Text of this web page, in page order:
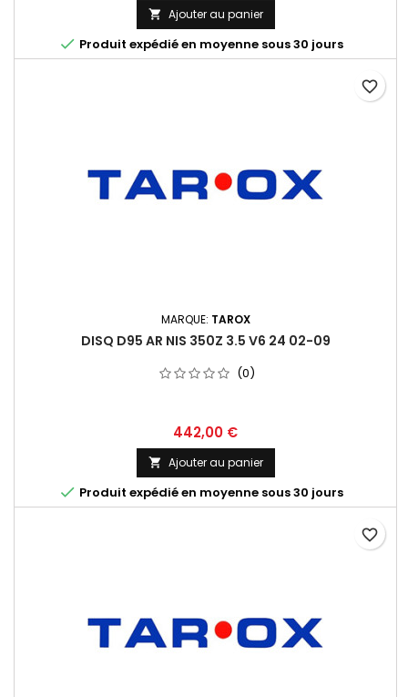
 Ajouter au panier
 Produit expédié en moyenne sous 30 jours
MARQUE: TAROX
DISQ D95 AR NIS 350Z 3.5 V6 24 02-09
(0)
Prix
442,00 €
 Ajouter au panier
 Produit expédié en moyenne sous 30 jours
favorite_border
favorite_border